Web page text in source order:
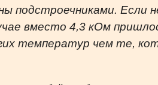
подстроечниками. Если
вместо 4,3 кОм
температур чем те,